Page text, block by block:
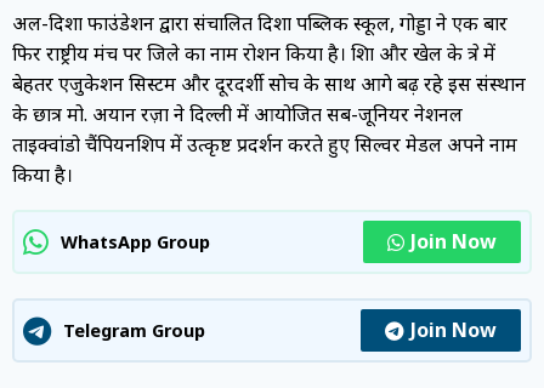
अल-दिशा फाउंडेशन द्वारा संचालित दिशा पब्लिक स्कूल, गोड्डा ने एक बार
फिर राष्ट्रीय मंच पर जिले का नाम रोशन किया है। शिक्षा और खेल के क्षेत्र में
बेहतर एजुकेशन सिस्टम और दूरदर्शी सोच के साथ आगे बढ़ रहे इस संस्थान
के छात्र मो. अयान रज़ा ने दिल्ली में आयोजित सब-जूनियर नेशनल
ताइक्वांडो चैंपियनशिप में उत्कृष्ट प्रदर्शन करते हुए सिल्वर मेडल अपने नाम
किया है।
WhatsApp Group Join Now
Telegram Group Join Now